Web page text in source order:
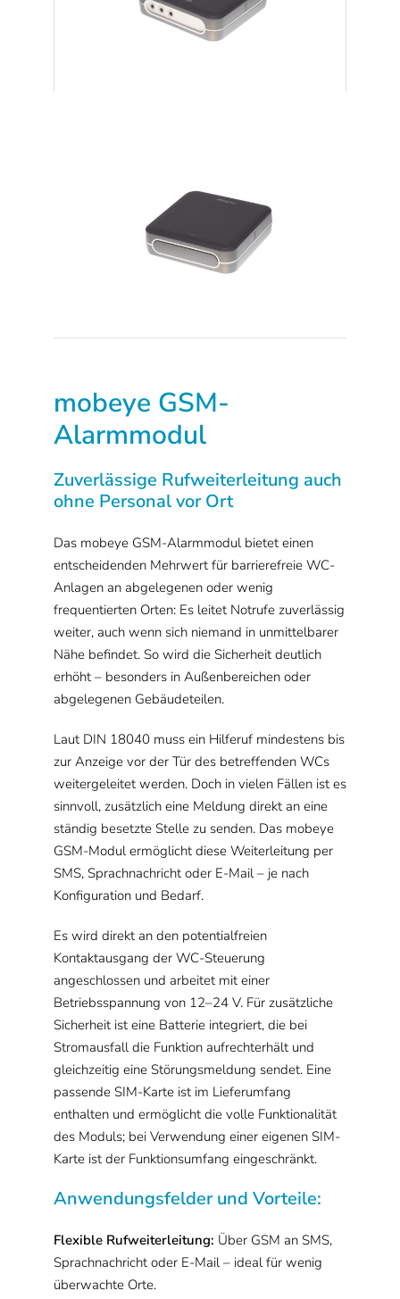
mobeye GSM-
Alarmmodul
Zuverlässige Rufweiterleitung auch
ohne Personal vor Ort
Das mobeye GSM-Alarmmodul bietet einen
entscheidenden Mehrwert für barrierefreie WC-
Anlagen an abgelegenen oder wenig
frequentierten Orten: Es leitet Notrufe zuverlässig
weiter, auch wenn sich niemand in unmittelbarer
Nähe befindet. So wird die Sicherheit deutlich
erhöht – besonders in Außenbereichen oder
abgelegenen Gebäudeteilen.
Laut DIN 18040 muss ein Hilferuf mindestens bis
zur Anzeige vor der Tür des betreffenden WCs
weitergeleitet werden. Doch in vielen Fällen ist es
sinnvoll, zusätzlich eine Meldung direkt an eine
ständig besetzte Stelle zu senden. Das mobeye
GSM-Modul ermöglicht diese Weiterleitung per
SMS, Sprachnachricht oder E-Mail – je nach
Konfiguration und Bedarf.
Es wird direkt an den potentialfreien
Kontaktausgang der WC-Steuerung
angeschlossen und arbeitet mit einer
Betriebsspannung von 12–24 V. Für zusätzliche
Sicherheit ist eine Batterie integriert, die bei
Stromausfall die Funktion aufrechterhält und
gleichzeitig eine Störungsmeldung sendet. Eine
passende SIM-Karte ist im Lieferumfang
enthalten und ermöglicht die volle Funktionalität
des Moduls; bei Verwendung einer eigenen SIM-
Karte ist der Funktionsumfang eingeschränkt.
Anwendungsfelder und Vorteile:
Flexible Rufweiterleitung: Über GSM an SMS,
Sprachnachricht oder E-Mail – ideal für wenig
überwachte Orte.